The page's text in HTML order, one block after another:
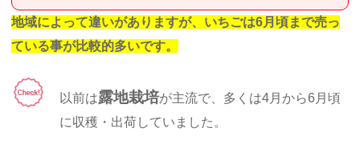
地域によって違いがありますが、いちごは6月頃まで売っ
ている事が比較的多いです。
以前は露地栽培が主流で、多くは4月から6月頃
に収穫・出荷していました。